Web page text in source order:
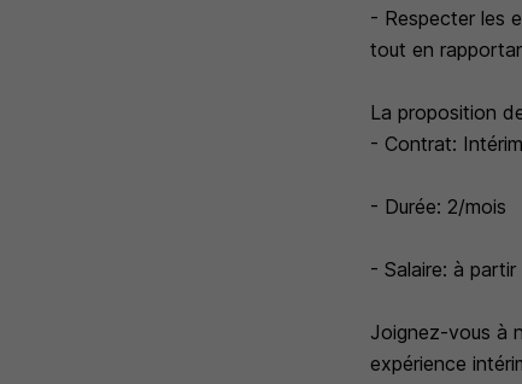
- Respecter les
tout en
La proposition
- Contrat: Intérim
- Durée: 2/mois
- Salaire: à
Joignez-vous à
expérience